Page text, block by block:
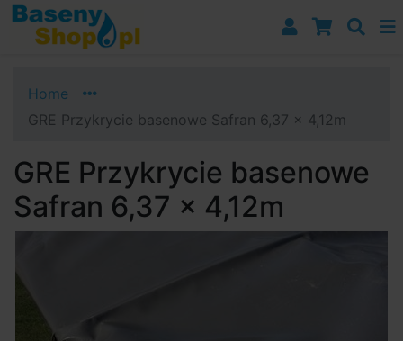
Przejdź do nawigacji
Przejdź do treści
Przejdź do paska bocznego
Home
GRE Przykrycie basenowe Safran 6,37 x 4,12m
GRE Przykrycie basenowe
Safran 6,37 x 4,12m